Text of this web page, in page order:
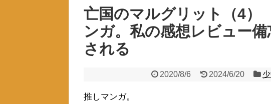
亡国のマルグリット（4
ンガ。私の感想レビュー
される
2020/8/6 2024/6/20
推しマンガ。